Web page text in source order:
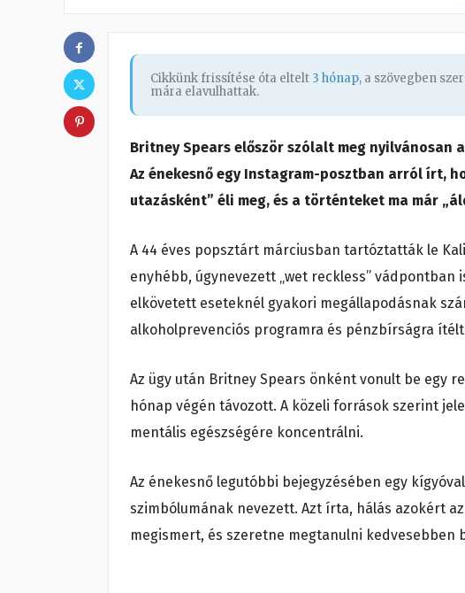
Cikkünk frissítése óta eltelt 3 hónap, a szövegben
mára elavulhattak.
Britney Spears először szólalt meg
Az énekesnő egy Instagram-posztban arról írt,
utazásként” éli meg, és a történteket ma már
A 44 éves popsztárt márciusban tartóztatták le
enyhébb, úgynevezett „wet reckless”
elkövetett eseteknél gyakori megállapodásnak
alkoholprevenciós programra és pénzbírságra
Az ügy után Britney Spears önként vonult be egy
hónap végén távozott. A közeli források szerint
mentális egészségére koncentrálni.
Az énekesnő legutóbbi bejegyzésében egy
szimbólumának nevezett. Azt írta, hálás azokért
megismert, és szeretne megtanulni kedvesebben